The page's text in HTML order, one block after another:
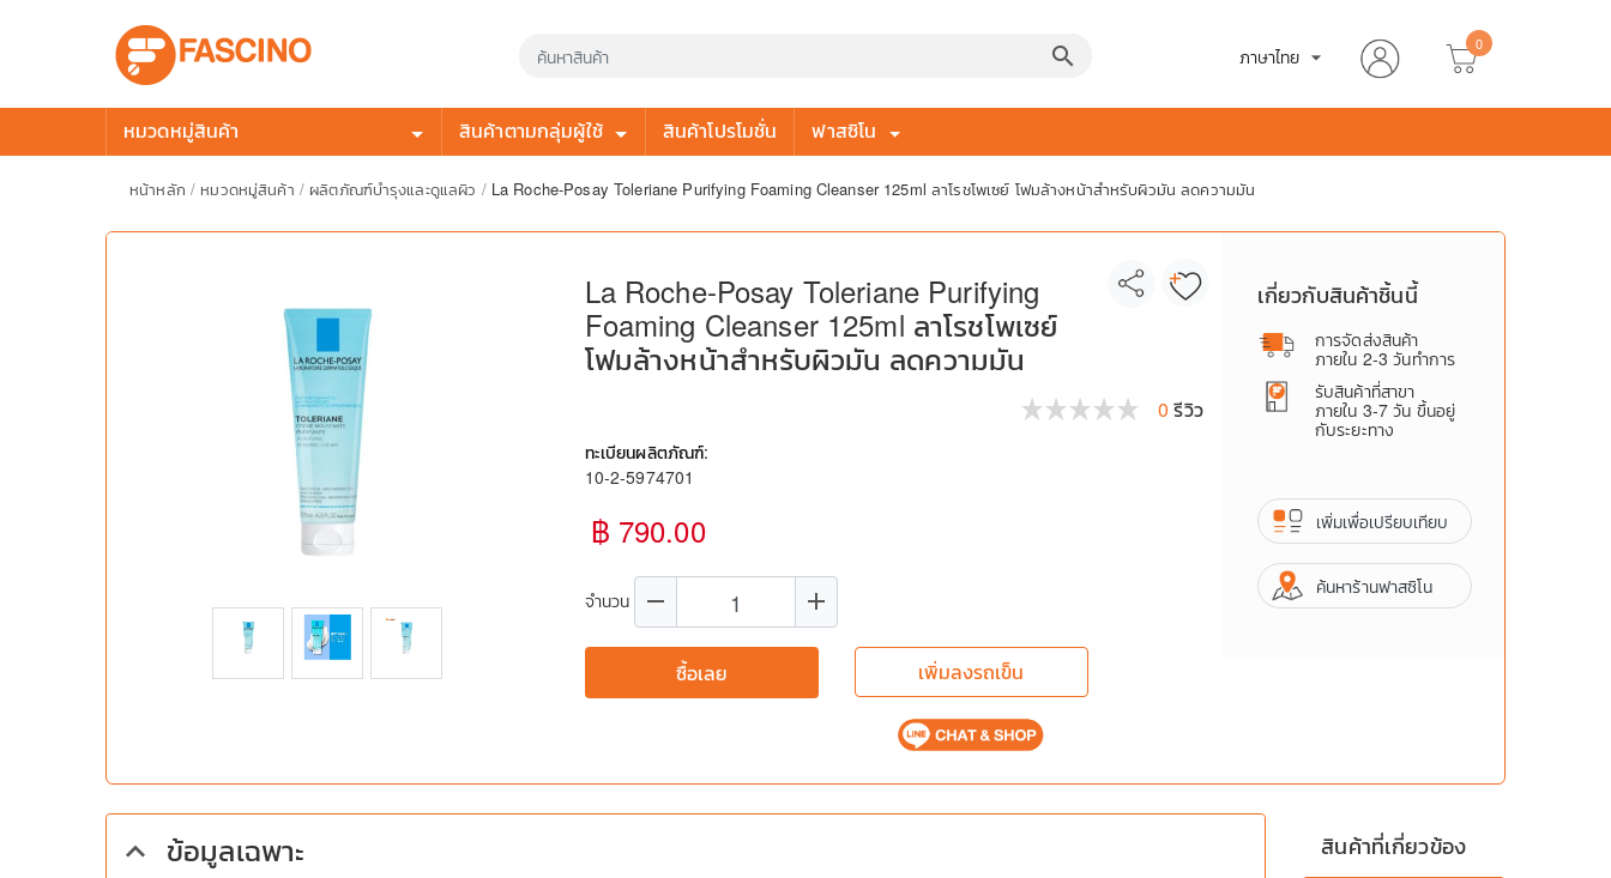
search ภาษาไทย arrow_drop_down
0
หมวดหมู่สินค้า สินค้าตามกลุ่มผู้ใช้ สินค้าโปรโมชั่น ฟาสซิโน
หน้าหลัก / หมวดหมู่สินค้า / ผลิตภัณฑ์บำรุงและดูแลผิว / La Roche-Posay Toleriane Purifying Foaming Cleanser 125ml ลาโรชโพเซย์ โฟมล้างหน้าสำหรับผิวมัน ลดความมัน
La Roche-Posay Toleriane Purifying
Foaming Cleanser 125ml ลาโรชโพเซย์
โฟมล้างหน้าสำหรับผิวมัน ลดความมัน
0 รีวิว
ทะเบียนผลิตภัณฑ์:
10-2-5974701
฿ 790.00
จำนวน remove add
ซื้อเลย เพิ่มลงรถเข็น
เกี่ยวกับสินค้าชิ้นนี้
การจัดส่งสินค้า
ภายใน 2-3 วันทำการ
รับสินค้าที่สาขา
ภายใน 3-7 วัน ขึ้นอยู่
กับระยะทาง
เพิ่มเพื่อเปรียบเทียบ
ค้นหาร้านฟาสซิโน
ข้อมูลเฉพาะ
keyboard_arrow_up สินค้าที่เกี่ยวข้อง